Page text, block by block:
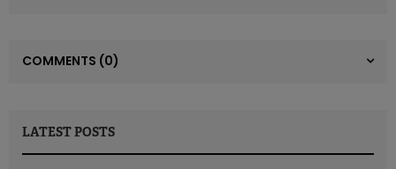
COMMENTS (0)
LATEST POSTS